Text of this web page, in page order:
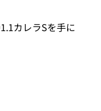
カレラSを手に